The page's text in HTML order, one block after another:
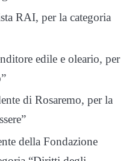
RAI, per la categoria
edile e oleario, per
di Rosaremo, per la
della Fondazione